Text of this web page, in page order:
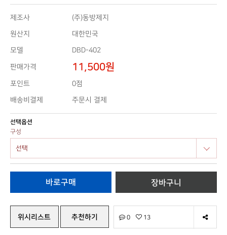
제조사 (주)동방제지
원산지 대한민국
모델 DBD-402
판매가격 11,500원
포인트 0점
배송비결제 주문시 결제
선택옵션
구성
위시리스트 추천하기 0 13